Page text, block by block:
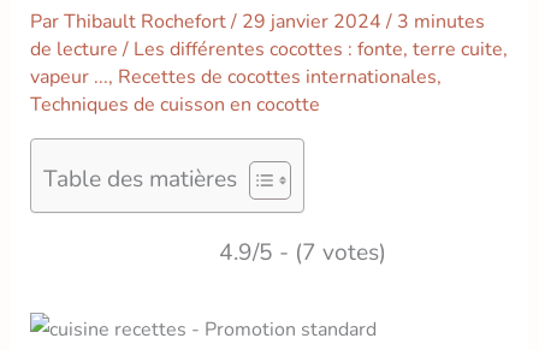
ParThibault Rochefort/ 29 janvier 2024 / 3 minutes
de lecture / Les différentes cocottes : fonte, terre cuite,
vapeur ..., Recettes de cocottes internationales,
Techniques de cuisson en cocotte
Table des matières
4.9/5 - (7 votes)